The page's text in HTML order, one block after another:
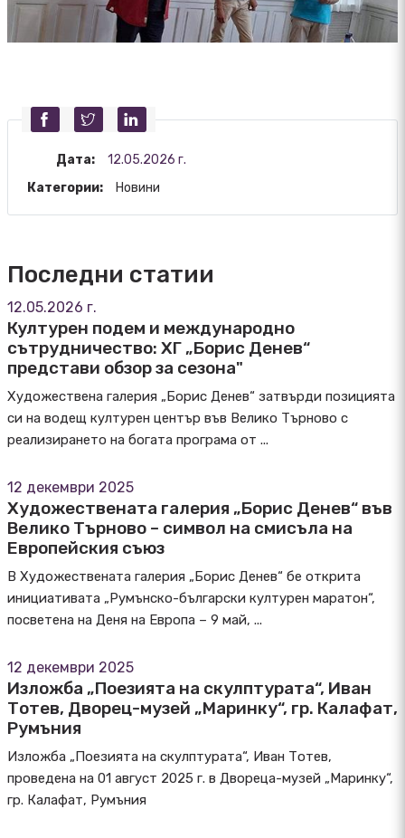
Дата:
12.05.2026 г.
Категории:
Новини
Последни статии
12.05.2026 г.
Културен подем и международно
сътрудничество: ХГ „Борис Денев“
представи обзор за сезона"
Художествена галерия „Борис Денев“ затвърди позицията
си на водещ културен център във Велико Търново с
реализирането на богата програма от ...
12 декември 2025
Художествената галерия „Борис Денев“ във
Велико Търново – символ на смисъла на
Европейския съюз
В Художествената галерия „Борис Денев“ бе открита
инициативата „Румънско-български културен маратон“,
посветена на Деня на Европа – 9 май, ...
12 декември 2025
Изложба „Поезията на скулптурата“, Иван
Тотев, Дворец-музей „Маринку“, гр. Калафат,
Румъния
Изложба „Поезията на скулптурата“, Иван Тотев,
проведена на 01 август 2025 г. в Двореца-музей „Маринку“,
гр. Калафат, Румъния